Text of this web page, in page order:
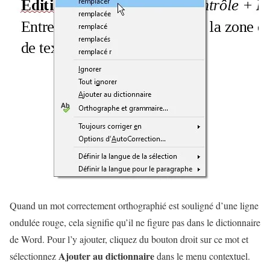
Quand un mot correctement orthographié est souligné d’une ligne
ondulée rouge, cela signifie qu’il ne figure pas dans le dictionnaire
de Word. Pour l’y ajouter, cliquez du bouton droit sur ce mot et
sélectionnezAjouter au dictionnairedans le menu contextuel.